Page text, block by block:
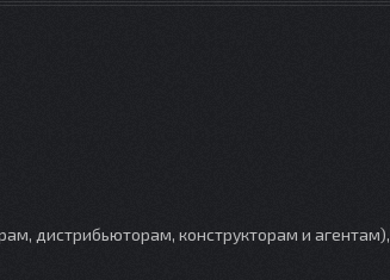
дистрибьюторам, конструкторам и агентам),